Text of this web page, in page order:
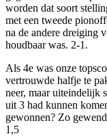
worden dat soort
met een tweede
na de andere dreiging
houdbaar was. 2-1.
Als 4e was onze
vertrouwde halfje te
neer, maar uiteindelijk
uit 3 had kunnen
gewonnen? Zo
1,5